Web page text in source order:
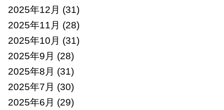
2025年12月 (31)
2025年11月 (28)
2025年10月 (31)
2025年9月 (28)
2025年8月 (31)
2025年7月 (30)
2025年6月 (29)